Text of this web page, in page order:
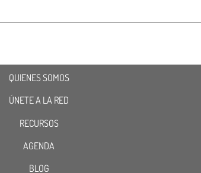
QUIENES SOMOS
ÚNETE A LA RED
RECURSOS
AGENDA
BLOG